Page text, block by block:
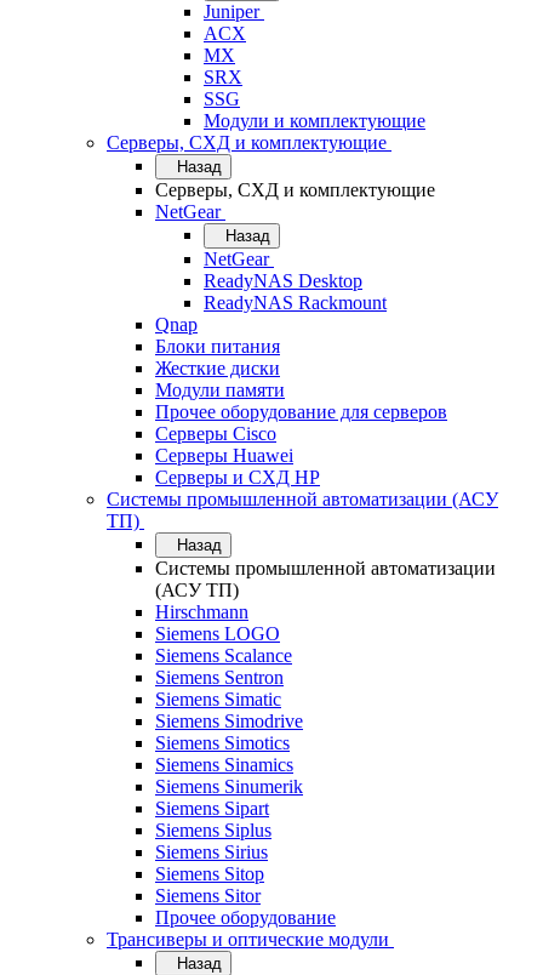
Juniper
ACX
MX
SRX
SSG
Модули и комплектующие
Серверы, СХД и комплектующие
Назад
Серверы, СХД и комплектующие
NetGear
Назад
NetGear
ReadyNAS Desktop
ReadyNAS Rackmount
Qnap
Блоки питания
Жесткие диски
Модули памяти
Прочее оборудование для серверов
Серверы Cisco
Серверы Huawei
Серверы и СХД HP
Системы промышленной автоматизации (АСУ
ТП)
Назад
Системы промышленной автоматизации
(АСУ ТП)
Hirschmann
Siemens LOGO
Siemens Scalance
Siemens Sentron
Siemens Simatic
Siemens Simodrive
Siemens Simotics
Siemens Sinamics
Siemens Sinumerik
Siemens Sipart
Siemens Siplus
Siemens Sirius
Siemens Sitop
Siemens Sitor
Прочее оборудование
Трансиверы и оптические модули
Назад